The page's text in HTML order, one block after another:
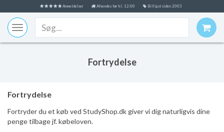
Anmeldelser Afsendes før kl. 12:00 Billigst siden 2003
Toggle
navigation
Fortrydelse
Fortrydelse
Fortryder du et køb ved StudyShop.dk giver vi dig naturligvis dine
penge tilbage jf. købeloven.